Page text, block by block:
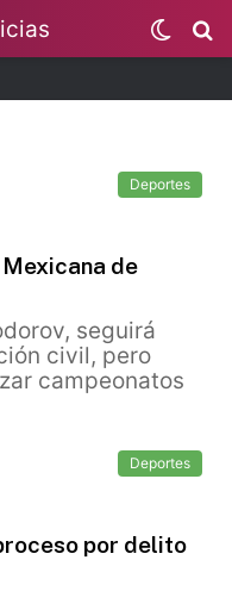
Switch
skin
Deportes
de
seguirá
civil, pero
campeonatos
Deportes
por delito